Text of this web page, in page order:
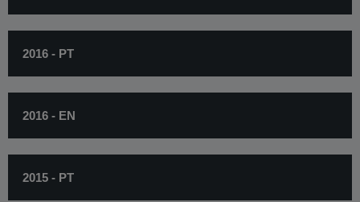
2016 - PT
2016 - EN
2015 - PT